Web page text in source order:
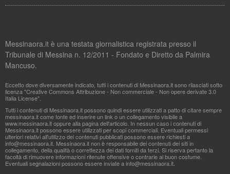
Messinaora.it è una testata giornalistica registrata presso il
Tribunale di Messina n. 12/2011 - Fondato e Diretto da Palmira
Mancuso.
Eccetto dove diversamente indicato, tutti i contenuti di Messinaora.it sono rilasciati sotto
licenza "Creative Commons Attribuzione - Non commerciale - Non opere derivate 3.0
Italia License".
Tutti i contenuti di Messinaora.it possono quindi essere utilizzati a patto di citare sempre
messinaora.it come fonte ed inserire un link o un collegamento visibile a
www.messinaora.it oppure alla pagina dell'articolo. In nessun caso i contenuti di
Messinaora.it possono essere utilizzati per scopi commerciali. Eventuali permessi
ulteriori relativi all'utilizzo dei contenuti pubblicati possono essere richiesti a
info@messinaora.it . Messinaora.it non è responsabile dei contenuti dei siti in
collegamento, della qualità o correttezza dei dati forniti da terzi. Si riserva pertanto la
facoltà di rimuovere informazioni ritenute offensive o contrarie al buon costume.
Eventuali segnalazioni possono essere inviate ainfo@messinaora.it